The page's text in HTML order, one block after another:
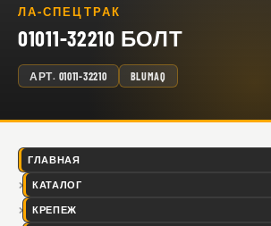
ЛА-СПЕЦТРАК
01011-32210 БОЛТ
АРТ. 01011-32210 BLUMAQ
ГЛАВНАЯ
КАТАЛОГ
КРЕПЕЖ